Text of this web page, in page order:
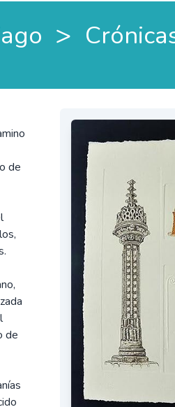
>
de
de